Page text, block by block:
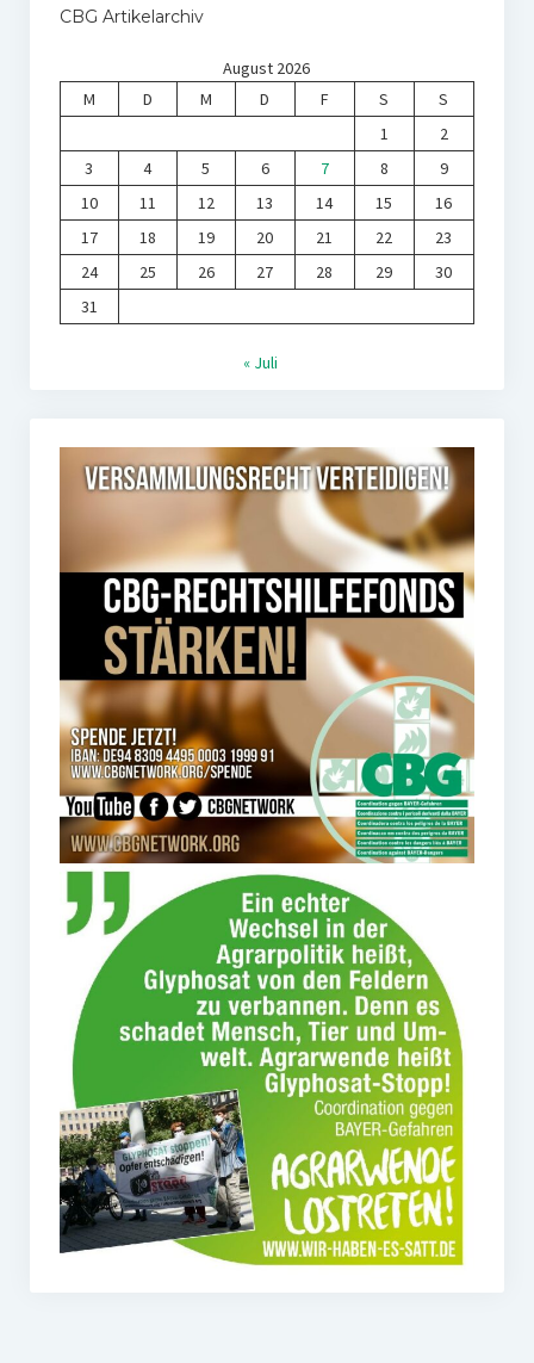
CBG Artikelarchiv
August 2026
M
D M D F S
S
1
2
3
4 5 6 7 8
9
10
11 12 13 14 15
16
17
18 19 20 21 22
23
24
25 26 27 28 29
30
31
« Juli